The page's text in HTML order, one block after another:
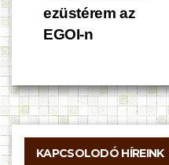
navigáció
ezüstérem az
EGOI-n
KAPCSOLODÓ HÍREINK